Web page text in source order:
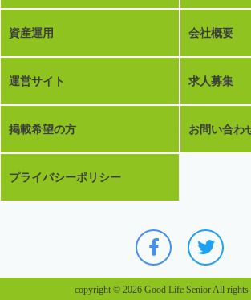
資産運用 会社概要
運営サイト 求人募集
掲載希望の方 お問い合わ
プライバシーポリシー
copyright © 2026 Good Life Senior All rights